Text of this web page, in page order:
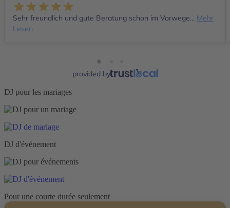
Sehr freundlich und gute Beratung schon im Vorwege... Mehr
Lesen
provided by
DJ pour les mariages
DJ d'événement
Pour une courte durée seulement